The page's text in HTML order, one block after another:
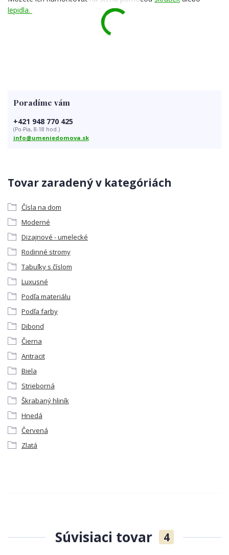
lepidla.
Tovar zaradený v kategóriách
Čísla na dom
Moderné
Dizajnové - umelecké
Rodinné stromy
Tabuľky s číslom
Luxusné
Podľa materiálu
Podľa farby
Dibond
Čierna
Antracit
Biela
Strieborná
Škrabaný hliník
Hnedá
Červená
Zlatá
Poradíme vám
+421 948 770 425
(Po-Pia, 8-18 hod.)
info@umeniedomova.sk
Súvisiaci tovar 4